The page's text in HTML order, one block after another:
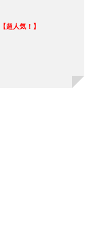
【超人気！】